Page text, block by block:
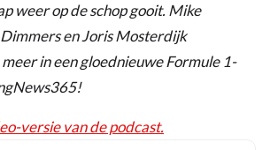
weer op de schop gooit. Mike
en Joris Mosterdijk
in een gloednieuwe Formule 1-
versie van de podcast.